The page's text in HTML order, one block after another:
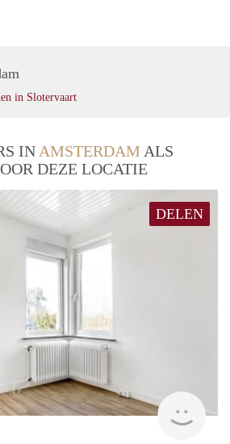
in Slotervaart
IN AMSTERDAM ALS
DEZE LOCATIE
DELEN